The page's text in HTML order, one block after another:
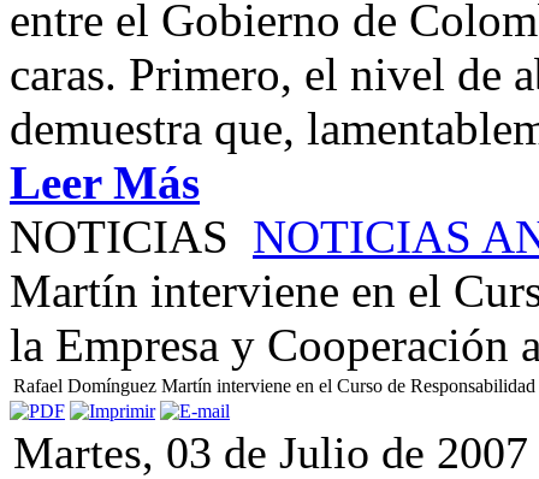
entre el Gobierno de
caras. Primero, el nivel de
demuestra que,
Leer Más
NOTICIAS NOTICIAS
Martín interviene en el
la Empresa y Cooperación
Rafael Domínguez Martín interviene en el Curso de
Martes, 03 de Julio de 2007